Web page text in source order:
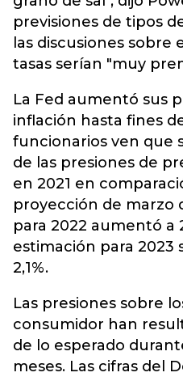
previsiones de tipos
las discusiones sobre
tasas serían "muy
La Fed aumentó sus
inflación hasta fines
funcionarios ven que
de las presiones de
en 2021 en
proyección de marzo
para 2022 aumentó a
estimación para 2023
2,1%.
Las presiones sobre
consumidor han
de lo esperado
meses. Las cifras del